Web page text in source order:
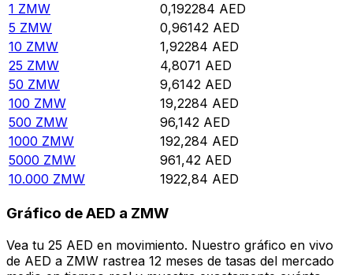
1 ZMW 0,192284 AED
5 ZMW 0,96142 AED
10 ZMW 1,92284 AED
25 ZMW 4,8071 AED
50 ZMW 9,6142 AED
100 ZMW 19,2284 AED
500 ZMW 96,142 AED
1000 ZMW 192,284 AED
5000 ZMW 961,42 AED
10.000 ZMW 1922,84 AED
Gráfico de AED a ZMW
Vea tu 25 AED en movimiento. Nuestro gráfico en vivo
de AED a ZMW rastrea 12 meses de tasas del mercado